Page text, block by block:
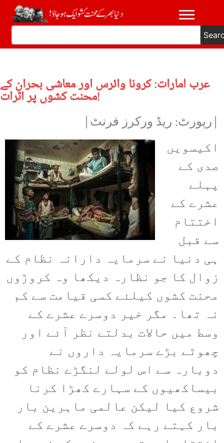
عرب امارات: کرونا وائرس اور معاشی بحران کے
محنت کشوں پر اثرات!
|رپورٹ: ریڈ ورکرز فرنٹ|
اکیسویں
صدی کے
پہلے
عشرے کے
اختتام
سے قبل
ہی دنیا نے سرمایہ دارانہ نظام کے
زوال کا جو نظارہ دیکھا وہ کروڑوں
محنت کشوں کیلئے کسی قیامت سے کم
نہ تھا۔ مگر خیر دوسرے عشرے کے
وسط میں حالات بدلتے نظر آئے اور
چھوٹے بڑے سرمایہ داروں نے
دوبارہ سے اس لولے لنگڑے نظام کو
بیساکھیوں کے سہارے کھڑا کرنا
شروع کیا لیکن عالمی ماہرین بار
بار کہتے رہے کہ دوسرے عشرے کے